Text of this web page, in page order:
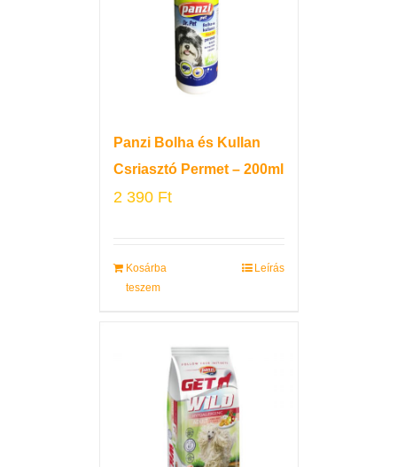
Panzi Bolha és Kullan
Csriasztó Permet – 200ml
2 390 Ft
Kosárba
teszem
Leírás